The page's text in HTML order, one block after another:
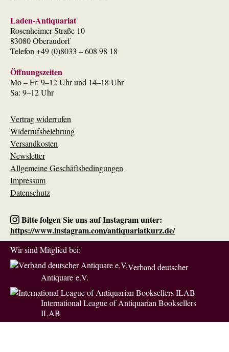
Laden-Antiquariat
Rosenheimer Straße 10
83080 Oberaudorf
Telefon +49 (0)8033 – 608 98 18
Öffnungszeiten
Mo – Fr: 9–12 Uhr und 14–18 Uhr
Sa: 9–12 Uhr
Vertrag widerrufen
Widerrufsbelehrung
Versandkosten
Newsletter
Allgemeine Geschäftsbedingungen
Impressum
Datenschutz
Bitte folgen Sie uns auf Instagram unter:
https://www.instagram.com/antiquariatkurz.de/
Wir sind Mitglied bei:
Verband deutscher
Antiquare e.V.
International League of Antiquarian Booksellers
ILAB